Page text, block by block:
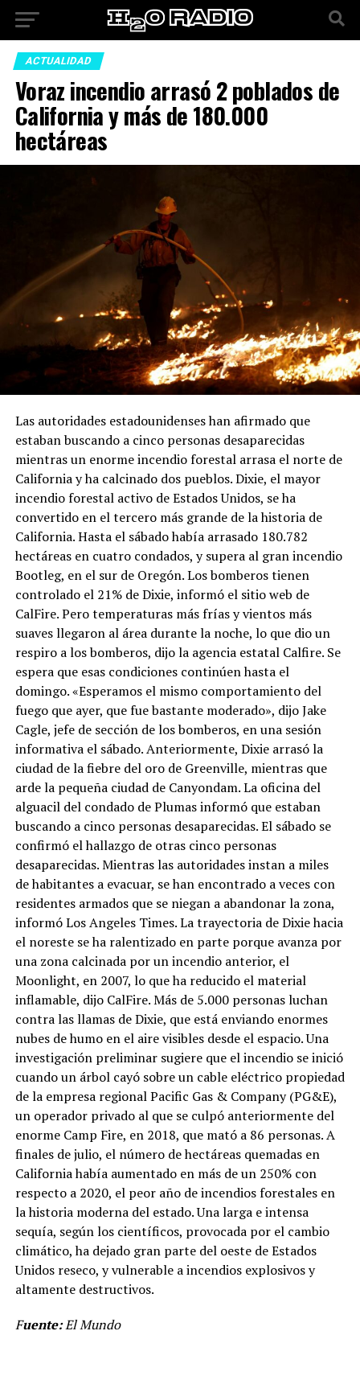
ACTUALIDAD
Voraz incendio arrasó 2 poblados de
California y más de 180.000
hectáreas
Las autoridades estadounidenses han afirmado que
estaban buscando a cinco personas desaparecidas
mientras un enorme incendio forestal arrasa el norte de
California y ha calcinado dos pueblos. Dixie, el mayor
incendio forestal activo de Estados Unidos, se ha
convertido en el tercero más grande de la historia de
California. Hasta el sábado había arrasado 180.782
hectáreas en cuatro condados, y supera al gran incendio
Bootleg, en el sur de Oregón. Los bomberos tienen
controlado el 21% de Dixie, informó el sitio web de
CalFire. Pero temperaturas más frías y vientos más
suaves llegaron al área durante la noche, lo que dio un
respiro a los bomberos, dijo la agencia estatal Calfire. Se
espera que esas condiciones continúen hasta el
domingo. «Esperamos el mismo comportamiento del
fuego que ayer, que fue bastante moderado», dijo Jake
Cagle, jefe de sección de los bomberos, en una sesión
informativa el sábado. Anteriormente, Dixie arrasó la
ciudad de la fiebre del oro de Greenville, mientras que
arde la pequeña ciudad de Canyondam. La oficina del
alguacil del condado de Plumas informó que estaban
buscando a cinco personas desaparecidas. El sábado se
confirmó el hallazgo de otras cinco personas
desaparecidas. Mientras las autoridades instan a miles
de habitantes a evacuar, se han encontrado a veces con
residentes armados que se niegan a abandonar la zona,
informó Los Angeles Times. La trayectoria de Dixie hacia
el noreste se ha ralentizado en parte porque avanza por
una zona calcinada por un incendio anterior, el
Moonlight, en 2007, lo que ha reducido el material
inflamable, dijo CalFire. Más de 5.000 personas luchan
contra las llamas de Dixie, que está enviando enormes
nubes de humo en el aire visibles desde el espacio. Una
investigación preliminar sugiere que el incendio se inició
cuando un árbol cayó sobre un cable eléctrico propiedad
de la empresa regional Pacific Gas & Company (PG&E),
un operador privado al que se culpó anteriormente del
enorme Camp Fire, en 2018, que mató a 86 personas. A
finales de julio, el número de hectáreas quemadas en
California había aumentado en más de un 250% con
respecto a 2020, el peor año de incendios forestales en
la historia moderna del estado. Una larga e intensa
sequía, según los científicos, provocada por el cambio
climático, ha dejado gran parte del oeste de Estados
Unidos reseco, y vulnerable a incendios explosivos y
altamente destructivos.
Fuente:El Mundo